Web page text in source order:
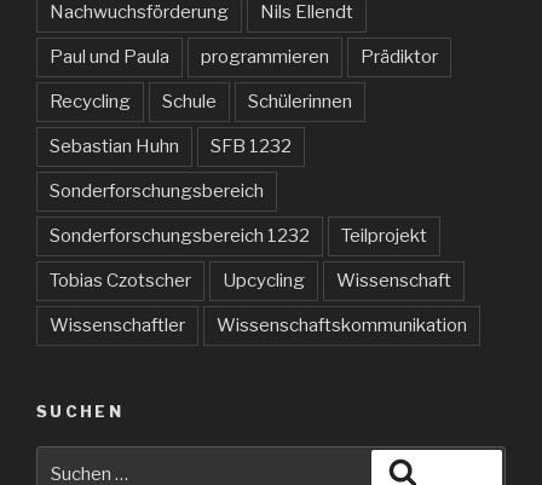
Nachwuchsförderung Nils Ellendt
Paul und Paula programmieren Prädiktor
Recycling Schule Schülerinnen
Sebastian Huhn SFB 1232
Sonderforschungsbereich
Sonderforschungsbereich 1232 Teilprojekt
Tobias Czotscher Upcycling Wissenschaft
Wissenschaftler Wissenschaftskommunikation
SUCHEN